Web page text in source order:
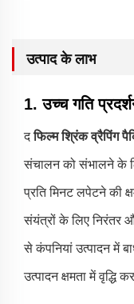
उत्पाद के लाभ
1. उच्च गति
दफिल्म श्रिंक व्रैपिंग
संचालन को संभालने के
प्रति मिनट लपेटने की
संयंत्रों के लिए निरंतर
से कंपनियां उत्पादन में
उत्पादन क्षमता में वृद्धि